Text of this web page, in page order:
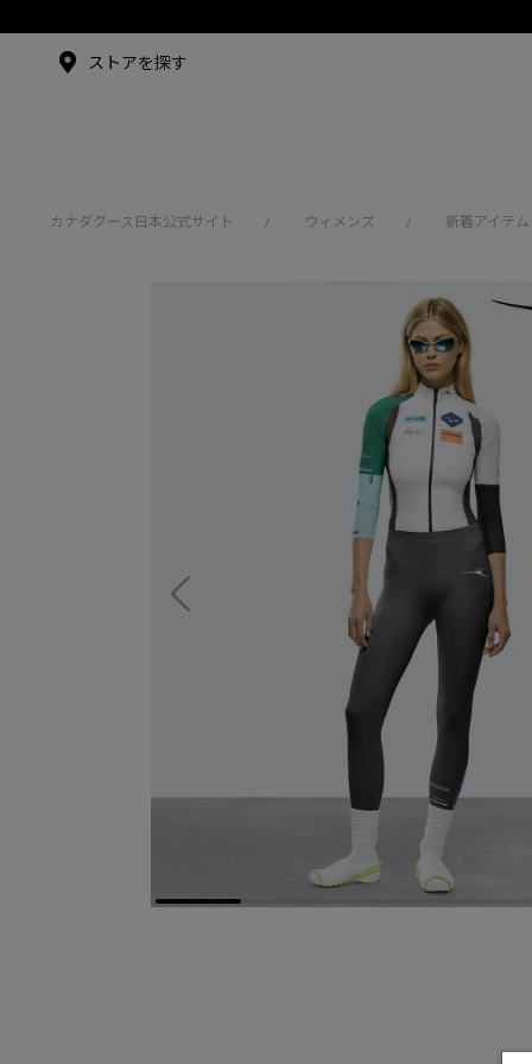
アンバサダー
ストアを探す
カナダグース日本公式サイト / ウィメンズ / 新着アイテム